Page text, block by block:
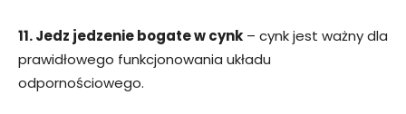
11. Jedz jedzenie bogate w cynk – cynk jest ważny dla
prawidłowego funkcjonowania układu
odpornościowego.